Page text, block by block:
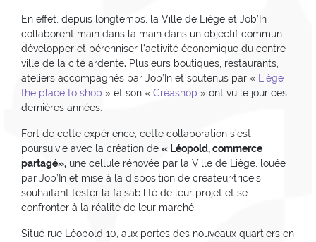
En effet, depuis longtemps, la Ville de Liège et Job’In
collaborent main dans la main dans un objectif commun :
développer et pérenniser l’activité économique du centre-
ville de la cité ardente. Plusieurs boutiques, restaurants,
ateliers accompagnés par Job’In et soutenus par « Liège
the place to shop » et son « Créashop » ont vu le jour ces
dernières années.
Fort de cette expérience, cette collaboration s’est
poursuivie avec la création de « Léopold, commerce
partagé», une cellule rénovée par la Ville de Liège, louée
par Job’In et mise à la disposition de créateur·trice·s
souhaitant tester la faisabilité de leur projet et se
confronter à la réalité de leur marché.
Situé rue Léopold 10, aux portes des nouveaux quartiers en